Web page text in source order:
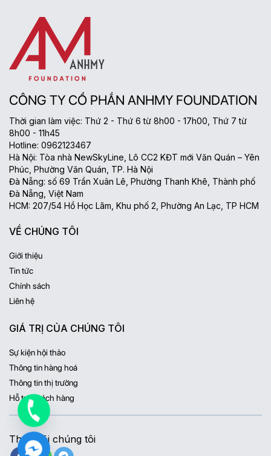
CÔNG TY CỔ PHẦN ANHMY FOUNDATION
Thời gian làm việc: Thứ 2 - Thứ 6 từ 8h00 - 17h00, Thứ 7 từ
8h00 - 11h45
Hotline: 0962123467
Hà Nội: Tòa nhà NewSkyLine, Lô CC2 KĐT mới Văn Quán – Yên
Phúc, Phường Văn Quán, TP. Hà Nội
Đà Nẵng: số 69 Trần Xuân Lê, Phường Thanh Khê, Thành phố
Đà Nẵng, Việt Nam
HCM: 207/54 Hồ Học Lãm, Khu phố 2, Phường An Lạc, TP HCM
VỀ CHÚNG TÔI
Giới thiệu
Tin tức
Chính sách
Liên hệ
GIÁ TRỊ CỦA CHÚNG TÔI
Sự kiện hội thảo
Thông tin hàng hoá
Thông tin thị trường
Hỗ trợ khách hàng
Theo dõi chúng tôi